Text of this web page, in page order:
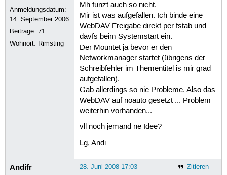
Anmeldungsdatum:
14. September 2006
Beiträge:71
Wohnort: Rimsting
Mh funzt auch so nicht.
Mir ist was aufgefallen. Ich binde eine
WebDAV Freigabe direkt per fstab und
davfs beim Systemstart ein.
Der Mountet ja bevor er den
Networkmanager startet (übrigens der
Schreibfehler im Thementitel is mir grad
aufgefallen).
Gab allerdings so nie Probleme. Also das
WebDAV auf noauto gesetzt ... Problem
weiterhin vorhanden...
vll noch jemand ne Idee?
Lg, Andi
Andifr Zitieren
28. Juni 2008 17:03